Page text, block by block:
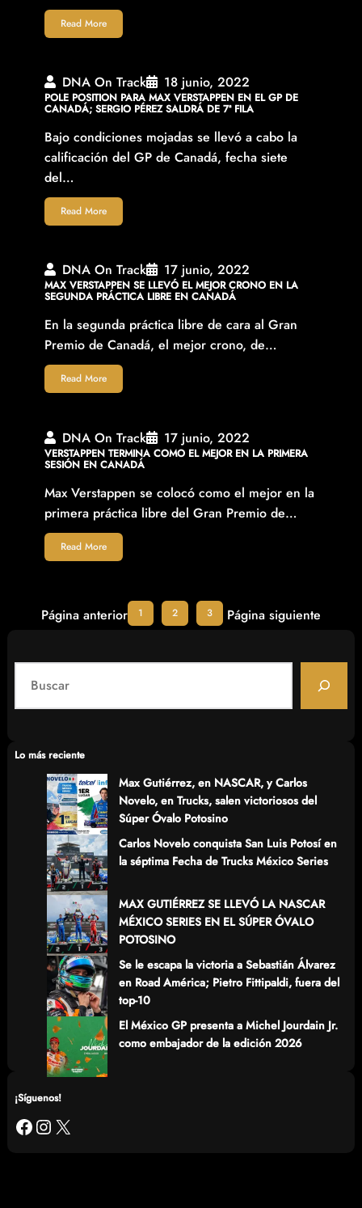
Read More
DNA On Track 18 junio, 2022
POLE POSITION PARA MAX VERSTAPPEN EN EL GP DE
CANADÁ; SERGIO PÉREZ SALDRÁ DE 7ª FILA
Bajo condiciones mojadas se llevó a cabo la
calificación del GP de Canadá, fecha siete
del…
Read More
DNA On Track 17 junio, 2022
MAX VERSTAPPEN SE LLEVÓ EL MEJOR CRONO EN LA
SEGUNDA PRÁCTICA LIBRE EN CANADÁ
En la segunda práctica libre de cara al Gran
Premio de Canadá, el mejor crono, de…
Read More
DNA On Track 17 junio, 2022
VERSTAPPEN TERMINA COMO EL MEJOR EN LA PRIMERA
SESIÓN EN CANADÁ
Max Verstappen se colocó como el mejor en la
primera práctica libre del Gran Premio de…
Read More
Página anterior 1 2 3 Página siguiente
a
cLo más reciente
Max Gutiérrez, en NASCAR, y Carlos
Novelo, en Trucks, salen victoriosos del
Súper Óvalo Potosino
Carlos Novelo conquista San Luis Potosí en
la séptima Fecha de Trucks México Series
MAX GUTIÉRREZ SE LLEVÓ LA NASCAR
MÉXICO SERIES EN EL SÚPER ÓVALO
POTOSINO
Se le escapa la victoria a Sebastián Álvarez
en Road América; Pietro Fittipaldi, fuera del
top-10
El México GP presenta a Michel Jourdain Jr.
como embajador de la edición 2026
¡Síguenos!
Facebook Instagram X